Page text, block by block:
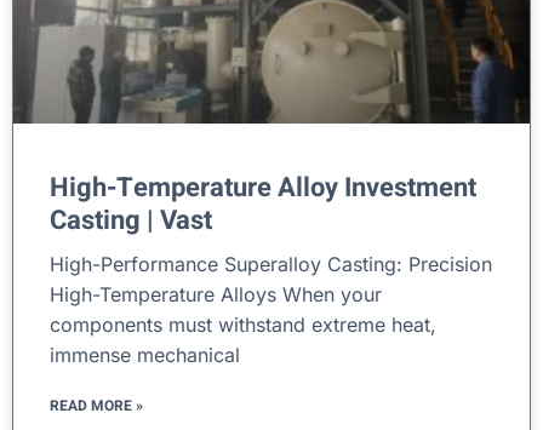
High-Temperature Alloy Investment
Casting | Vast
High-Performance Superalloy Casting: Precision
High-Temperature Alloys When your
components must withstand extreme heat,
immense mechanical
READ MORE »